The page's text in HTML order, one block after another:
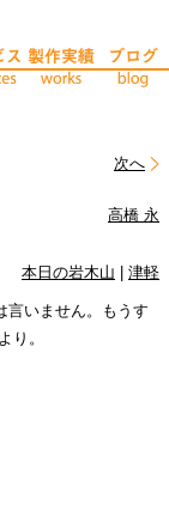
次へ
高橋 永
本日の岩木山 津軽
言いません。もうす
り。